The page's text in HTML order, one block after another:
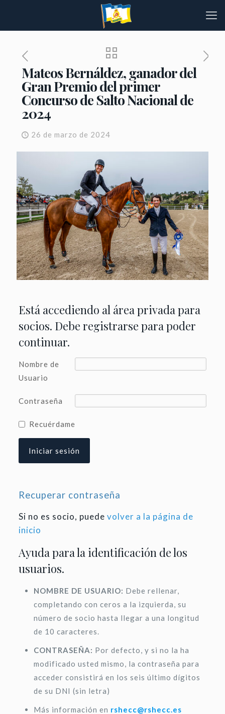
Mateos Bernáldez, ganador del
Gran Premio del primer
Concurso de Salto Nacional de
2024
26 de marzo de 2024
Está accediendo al área privada para
socios. Debe registrarse para poder
continuar.
Nombre de
Usuario
Contraseña
Recuérdame
Recuperar contraseña
Si no es socio, puede volver a la página de
inicio
Ayuda para la identificación de los
usuarios.
NOMBRE DE USUARIO: Debe rellenar,
completando con ceros a la izquierda, su
número de socio hasta llegar a una longitud
de 10 caracteres.
CONTRASEÑA: Por defecto, y si no la ha
modificado usted mismo, la contraseña para
acceder consistirá en los seis último dígitos
de su DNI (sin letra)
Más información en rshecc@rshecc.es